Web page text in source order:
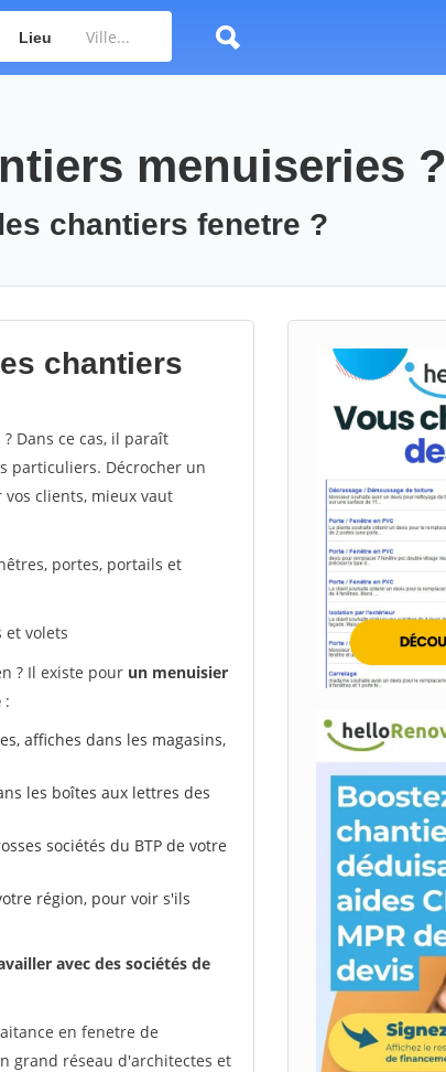
Lieu
menuiseries ?
chantiers fenetre ?
chantiers
Dans ce cas, il paraît
particuliers. Décrocher un
clients, mieux vaut
portes, portails et
et volets
? Il existe pour un menuisier
:
affiches dans les magasins,
les boîtes aux lettres des
sociétés du BTP de votre
région, pour voir s'ils
avec des sociétés de
en fenetre de
grand réseau d'architectes et